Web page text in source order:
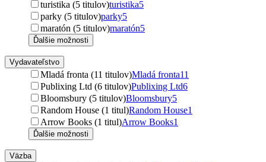
turistika (5 titulov)turistika5
parky (5 titulov)parky5
maratón (5 titulov)maratón5
Ďalšie možnosti
Vydavateľstvo
Mladá fronta (11 titulov)Mladá fronta11
Publixing Ltd (6 titulov)Publixing Ltd6
Bloomsbury (5 titulov)Bloomsbury5
Random House (1 titul)Random House1
Arrow Books (1 titul)Arrow Books1
Ďalšie možnosti
Väzba